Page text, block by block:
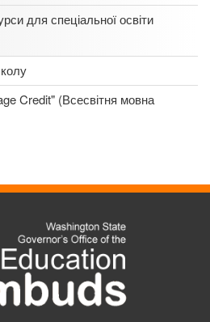
для спеціальної освіти
Credit" (Всесвітня мовна